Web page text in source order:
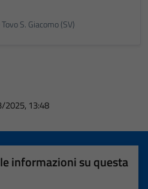
S. Giacomo (SV)
2025, 13:48
informazioni su questa